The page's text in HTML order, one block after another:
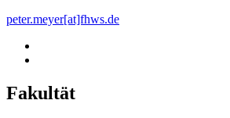
peter.meyer[at]fhws.de
Fakultät